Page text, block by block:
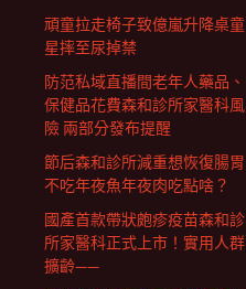
頑童拉走椅子致億嵐升降桌童
星摔至尿掉禁
防范私域直播間老年人藥品、
保健品花費森和診所家醫科風
險 兩部分發布提醒
節后森和診所減重想恢復腸胃
不吃年夜魚年夜肉吃點啥？
國產首款帶狀皰疹疫苗森和診
所家醫科正式上市！實用人群
擴齡——